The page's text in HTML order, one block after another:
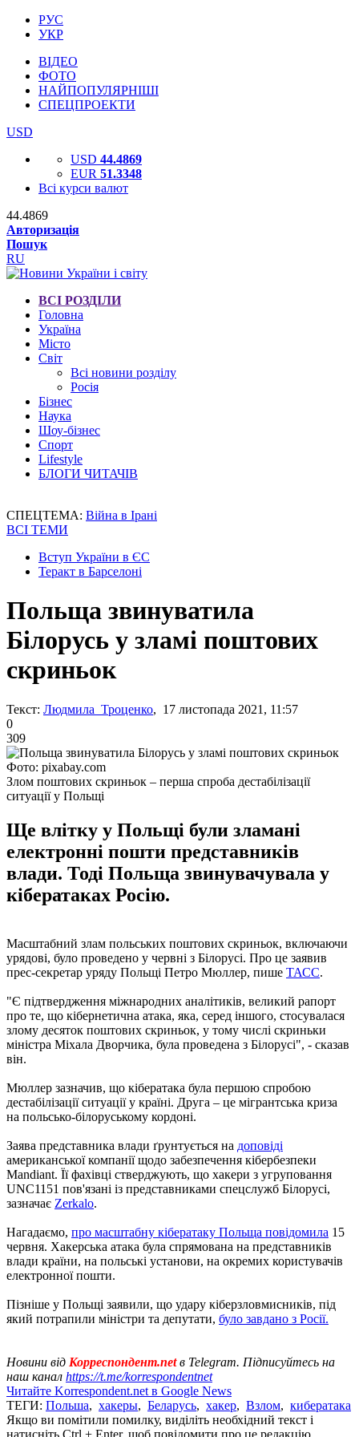
РУС
УКР
ВІДЕО
ФОТО
НАЙПОПУЛЯРНІШІ
СПЕЦПРОЕКТИ
USD
USD 44.4869
EUR 51.3348
Всі курси валют
44.4869
Авторизація
Пошук
RU
ВСІ РОЗДІЛИ
Головна
Україна
Місто
Світ
Всі новини розділу
Росія
Бізнес
Наука
Шоу-бізнес
Спорт
Lifestyle
БЛОГИ ЧИТАЧІВ
СПЕЦТЕМА: Війна в Ірані
ВСІ ТЕМИ
Вступ України в ЄС
Теракт в Барселоні
Польща звинуватила
Білорусь у зламі поштових
скриньок
Текст: Людмила Троценко, 17 листопада 2021, 11:57
0
309
Фото: pixabay.com
Злом поштових скриньок – перша спроба дестабілізації
ситуації у Польщі
Ще влітку у Польщі були зламані
електронні пошти представників
влади. Тоді Польща звинувачувала у
кібератаках Росію.
Масштабний злам польських поштових скриньок, включаючи
урядові, було проведено у червні з Білорусі. Про це заявив
прес-секретар уряду Польщі Петро Мюллер, пише ТАСС.
"Є підтвердження міжнародних аналітиків, великий рапорт
про те, що кібернетична атака, яка, серед іншого, стосувалася
злому десяток поштових скриньок, у тому числі скриньки
міністра Міхала Дворчика, була проведена з Білорусі", - сказав
він.
Мюллер зазначив, що кібератака була першою спробою
дестабілізації ситуації у країні. Друга – це мігрантська криза
на польсько-білоруському кордоні.
Заява представника влади ґрунтується на доповіді
американської компанії щодо забезпечення кібербезпеки
Mandiant. Її фахівці стверджують, що хакери з угруповання
UNC1151 пов'язані із представниками спецслужб Білорусі,
зазначає Zerkalo.
Нагадаємо, про масштабну кібератаку Польща повідомила 15
червня. Хакерська атака була спрямована на представників
влади країни, на польські установи, на окремих користувачів
електронної пошти.
Пізніше у Польщі заявили, що удару кіберзловмисників, під
який потрапили міністри та депутати, було завдано з Росії.
Новини від Корреспондент.netв Telegram. Підписуйтесь на
наш канал https://t.me/korrespondentnet
Читайте Korrespondent.net в Google News
ТЕГИ: Польша, хакеры, Беларусь, хакер, Взлом, кибератака
Якщо ви помітили помилку, виділіть необхідний текст і
натисніть Ctrl + Enter, щоб повідомити про це редакцію.